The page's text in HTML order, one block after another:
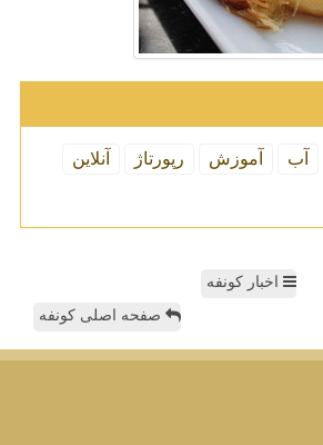
آب آموزش رپورتاژ
آنلاین
اخبار کونفه
صفحه اصلی کونفه